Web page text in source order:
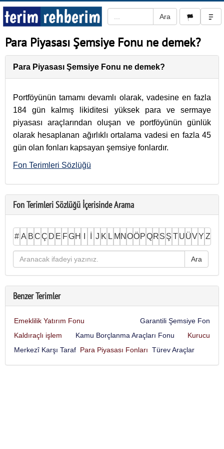
Para Piyasası Şemsiye Fonu ne demek?
Para Piyasası Şemsiye Fonu ne demek?
Portföyünün tamamı devamlı olarak, vadesine en fazla
184 gün kalmış likiditesi yüksek para ve sermaye
piyasası araçlarından oluşan ve portföyünün günlük
olarak hesaplanan ağırlıklı ortalama vadesi en fazla 45
gün olan fonları kapsayan şemsiye fonlardır.
Fon Terimleri Sözlüğü
Fon Terimleri Sözlüğü İçerisinde Arama
# A BCÇ D E FGH J K L M N OÖPQRS Ş T UÜVY Z
Benzer Terimler
Emeklilik Yatırım Fonu
Garantili Şemsiye Fon
Kaldıraçlı işlem
Kamu Borçlanma Araçları Fonu
Kurucu
Merkezî Karşı Taraf Para Piyasası Fonları Türev Araçlar